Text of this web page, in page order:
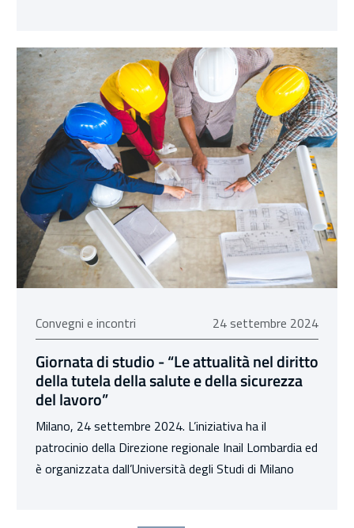
Convegni e incontri 24 settembre 2024
24 settembre 2024
Giornata di studio - “Le attualità nel diritto
della tutela della salute e della sicurezza
del lavoro”
Milano, 24 settembre 2024. L’iniziativa ha il
patrocinio della Direzione regionale Inail Lombardia ed
è organizzata dall’Università degli Studi di Milano